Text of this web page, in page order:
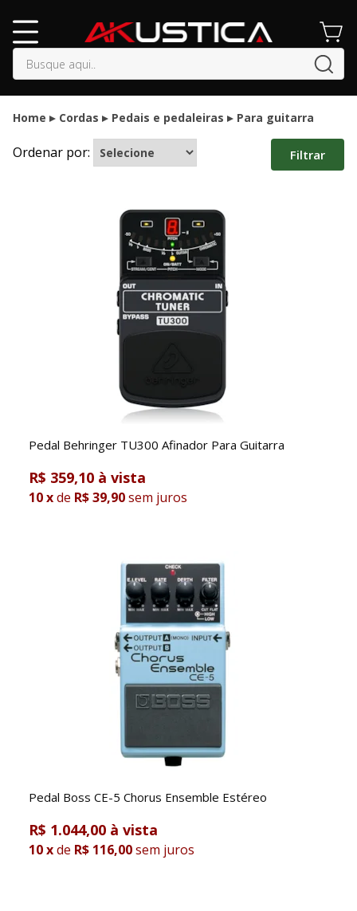
buscar
Home Cordas Pedais e pedaleiras Para guitarra
Ordenar por: Filtrar
Pedal Behringer TU300 Afinador Para Guitarra
R$ 359,10
10xde R$ 39,90sem juros
Pedal Boss CE-5 Chorus Ensemble Estéreo
R$ 1.044,00
10xde R$ 116,00sem juros